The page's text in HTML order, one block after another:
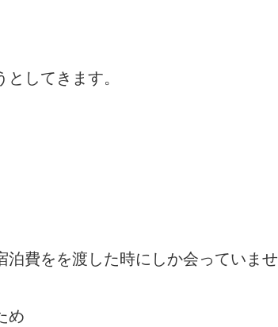
してきます。
費をを渡した時にしか会っていませ
め